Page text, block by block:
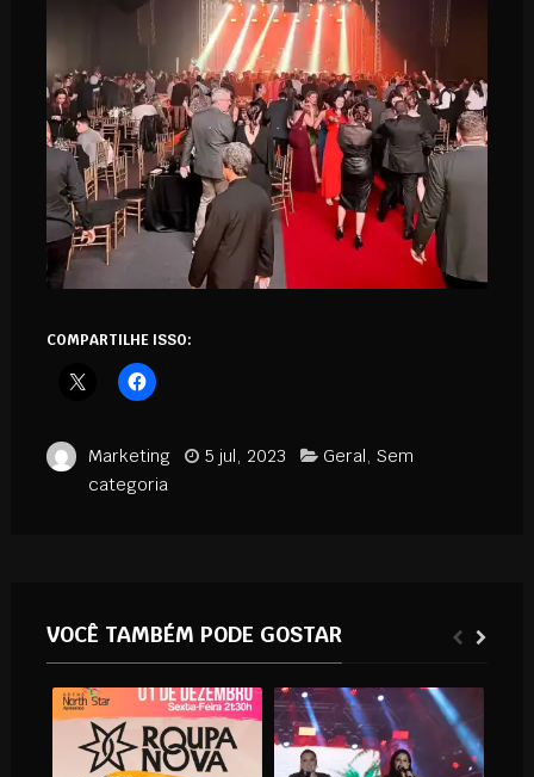
COMPARTILHE ISSO:
Marketing 5 jul, 2023 Geral, Sem
categoria
VOCÊ TAMBÉM PODE GOSTAR